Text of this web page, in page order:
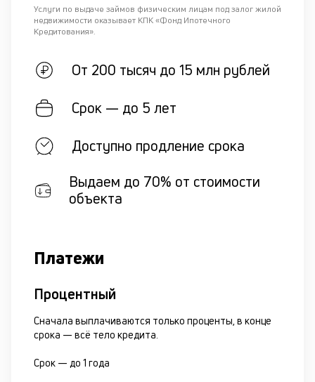
Услуги по выдаче займов физическим лицам под залог жилой
недвижимости оказывает КПК «Фонд Ипотечного
Кредитования».
От 200 тысяч до 15 млн рублей
Срок — до 5 лет
Доступно продление срока
Выдаем до 70% от стоимости
объекта
Платежи
Процентный
Сначала выплачиваются только проценты, в конце
срока — всё тело кредита.
Срок — до 1 года